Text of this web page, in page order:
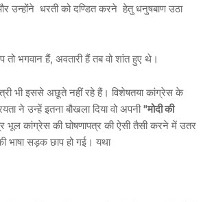
उन्होंने धरती को दण्डित करने हेतु धनुषबाण उठा
तो भगवान हैं, अवतारी हैं तब वो शांत हुए थे।
भी इससे अछूते नहीं रहे हैं। विशेषतया कांग्रेस के
ने उन्हें इतना बौखला दिया वो अपनी"मोदी की
भूल कांग्रेस की घोषणापत्र की ऐसी तैसी करने में उतर
सड़क छाप हो गई। यथा